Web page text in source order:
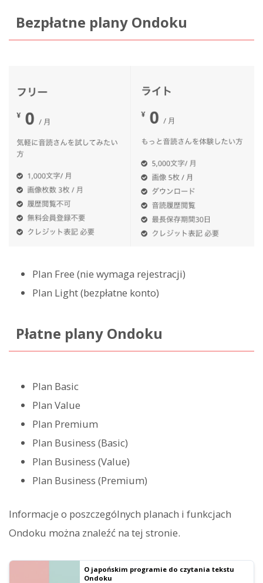
Bezpłatne plany Ondoku
Plan Free (nie wymaga rejestracji)
Plan Light (bezpłatne konto)
Płatne plany Ondoku
Plan Basic
Plan Value
Plan Premium
Plan Business (Basic)
Plan Business (Value)
Plan Business (Premium)
Informacje o poszczególnych planach i funkcjach
Ondoku można znaleźć na tej stronie.
O japońskim programie do czytania tekstu
Ondoku